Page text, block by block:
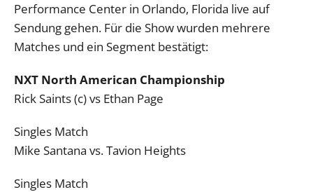
Performance Center in Orlando, Florida live auf
Sendung gehen. Für die Show wurden mehrere
Matches und ein Segment bestätigt:
NXT North American Championship
Rick Saints (c) vs Ethan Page
Singles Match
Mike Santana vs. Tavion Heights
Singles Match